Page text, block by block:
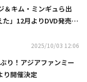
＆キム・ミンギュら出
」12月よりDVD発売＆
2025/10/03 12:06
り！アジアファンミー
り開催決定